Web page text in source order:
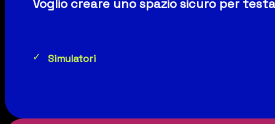
Voglio creare uno spazio sicuro per
Simulatori